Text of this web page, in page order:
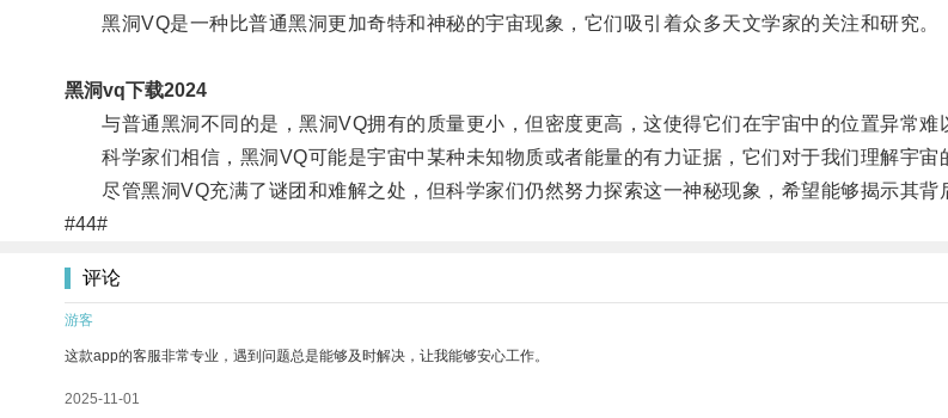
黑洞VQ是一种比普通黑洞更加奇特和神秘的宇宙现象，它们吸引着众多天文学家的关注和研究。
黑洞vq下载2024
与普通黑洞不同的是，黑洞VQ拥有的质量更小，但密度更高，这使得它们在宇宙中的位置异常难
科学家们相信，黑洞VQ可能是宇宙中某种未知物质或者能量的有力证据，它们对于我们理解宇宙
尽管黑洞VQ充满了谜团和难解之处，但科学家们仍然努力探索这一神秘现象，希望能够揭示其背
#44#
评论
游客
这款app的客服非常专业，遇到问题总是能够及时解决，让我能够安心工作。
2025-11-01